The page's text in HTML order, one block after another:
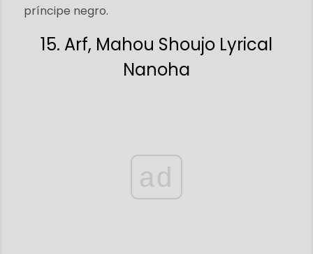
príncipe negro.
15. Arf, Mahou Shoujo Lyrical
Nanoha
ad